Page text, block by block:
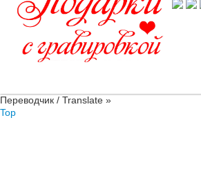
Переводчик / Translate »
Top